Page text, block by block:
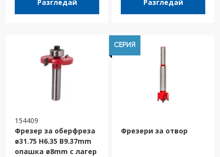
Разгледай Разгледай
154409
Фрезер за оберфреза
ø31.75 H6.35 B9.37mm
опашка ø8mm с лагер
СЕРИЯ
Фрезери за отвор